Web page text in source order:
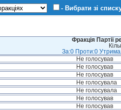
- Вибрати зі
Фракція Партії
За:0 Проти:0
Не голосував
Не голосував
Не голосував
Не голосувала
Не голосувала
Не голосував
Не голосував